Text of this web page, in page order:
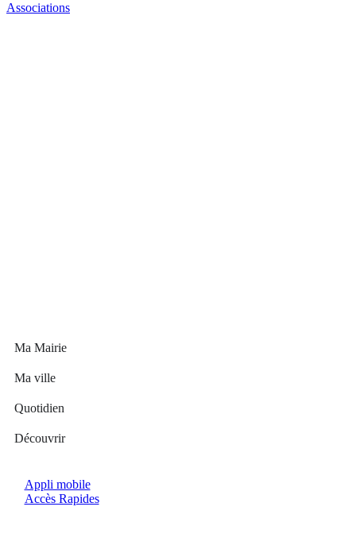
Associations
Ma Mairie
Ma ville
Quotidien
Découvrir
Appli mobile
Accès Rapides